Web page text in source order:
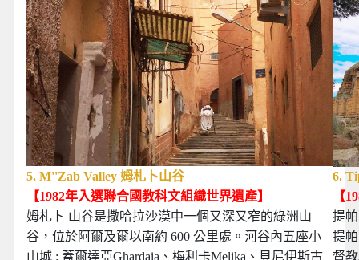
5. M''Zab Valley 姆札卜山谷
【1982年入選聯合國教科文組織世界遺產】
姆札卜 山谷是撒哈拉沙漠中一個又深又窄的綠洲山
谷，位於阿爾及爾以南約 600 公里處。河谷內五座小
山城 : 蓋爾達亞Ghardaia、梅利卡Melika、貝尼伊斯古
6.
【
提
提
督